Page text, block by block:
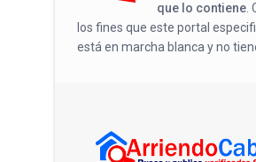
que lo contiene
los fines que este portal
está en marcha blanca y no